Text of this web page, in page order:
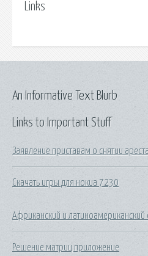
Links
Links to Important Stuff
Заявление приставам о снятии
Скачать игры для нокиа 7230
Африканский и латиноамериканский
Решение матриц приложение
An Informative Text Blurb